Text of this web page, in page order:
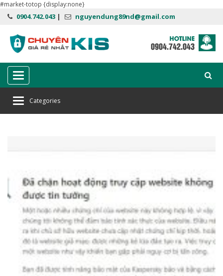
#market-totop {display:none}
0904.742.043 | nguyendung89nd@gmail.com
Categories
Categories
Home kaspersky chặn website